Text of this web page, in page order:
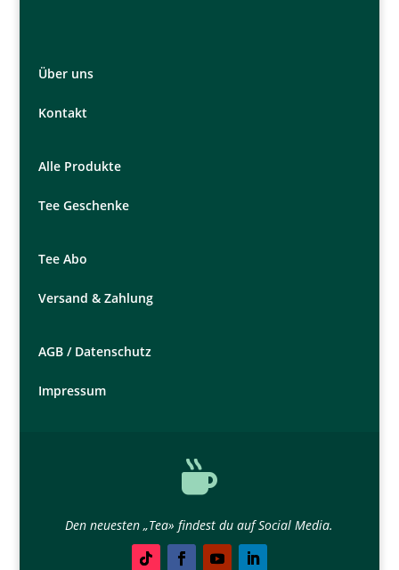
Über uns
Kontakt
Alle Produkte
Tee Geschenke
Tee Abo
Versand & Zahlung
AGB / Datenschutz
Impressum

Den neuesten „Tea» findest du auf Social Media.